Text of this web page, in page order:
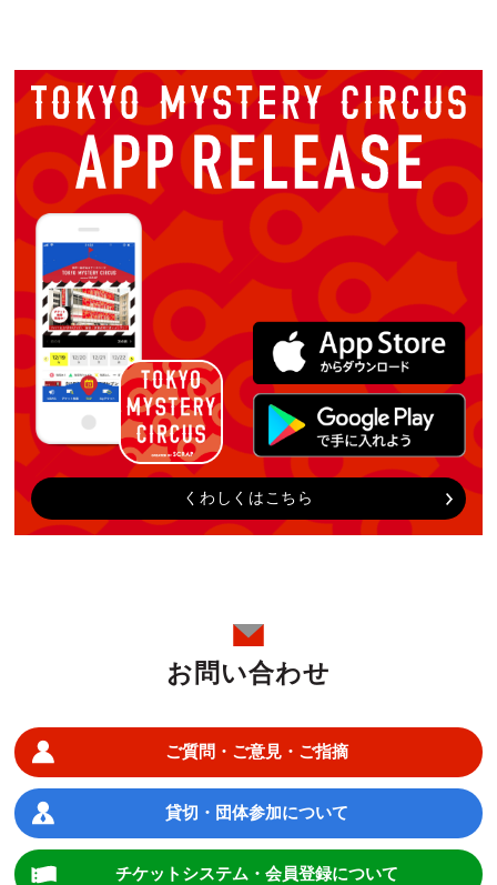
くわしくはこちら
お問い合わせ
ご質問・ご意見・ご指摘
貸切・団体参加について
チケットシステム・会員登録について